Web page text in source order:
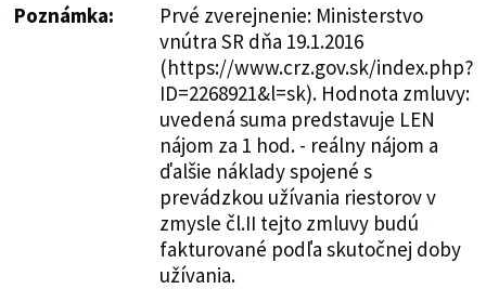
Poznámka:
Prvé zverejnenie: Ministerstvo
vnútra SR dňa 19.1.2016
(https://www.crz.gov.sk/index.php?
ID=2268921&l=sk). Hodnota zmluvy:
uvedená suma predstavuje LEN
nájom za 1 hod. - reálny nájom a
ďalšie náklady spojené s
prevádzkou užívania riestorov v
zmysle čl.II tejto zmluvy budú
fakturované podľa skutočnej doby
užívania.